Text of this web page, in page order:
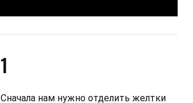
1
Сначала нам нужно отделить желтки